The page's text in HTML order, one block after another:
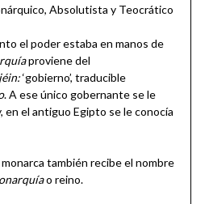
Absolutista y Teocrático
el poder estaba en manos de
proviene del
‘gobierno’, traducible
. A ese único gobernante se le
en el antiguo Egipto se le conocía
también recibe el nombre
o reino.